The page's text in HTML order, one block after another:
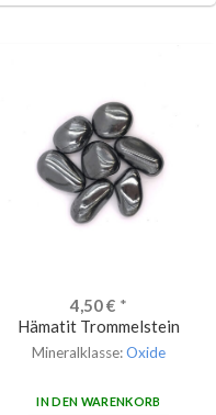
4,50€ *
Hämatit Trommelstein
Mineralklasse:Oxide
IN DEN WARENKORB